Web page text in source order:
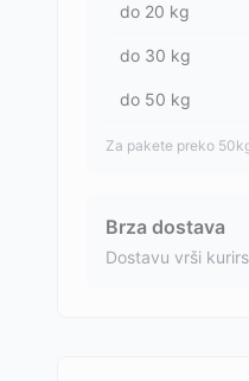
do 20 kg
do 30 kg
do 50 kg
Za pakete preko
Brza dostava
Dostavu vrši